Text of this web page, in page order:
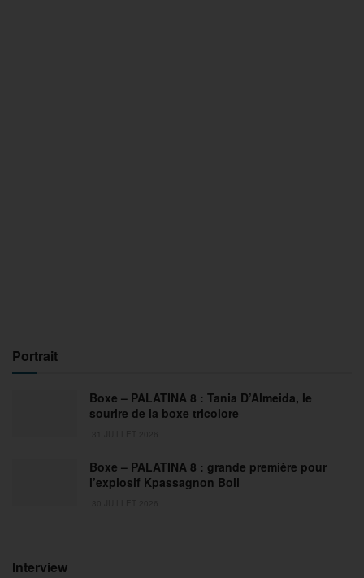
Portrait
Boxe – PALATINA 8 : Tania D’Almeida, le
sourire de la boxe tricolore
Boxe – PALATINA 8 : grande première pour
l’explosif Kpassagnon Boli
Interview